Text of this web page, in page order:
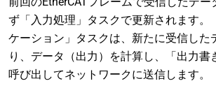
ず「入力処理」タスクで更新されます。
ケーション」タスクは、新たに受信した
り、データ（出力）を計算し、「出力書
呼び出してネットワークに送信します。